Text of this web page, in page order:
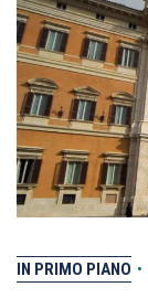
IN PRIMO PIANO •